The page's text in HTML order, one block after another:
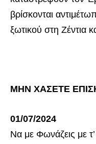
βρίσκονται
ξωτικού στη Ζέντια
ΜΗΝ ΧΑΣΕΤΕ
01/07/2024
Να με Φωνάζεις με